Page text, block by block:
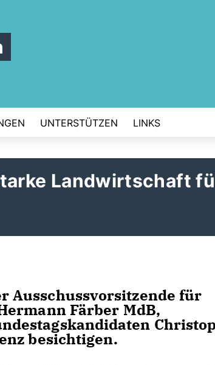
UNTERSTÜTZEN LINKS
Landwirtschaft
Ausschussvorsitzende für
Färber MdB,
besichtigen.